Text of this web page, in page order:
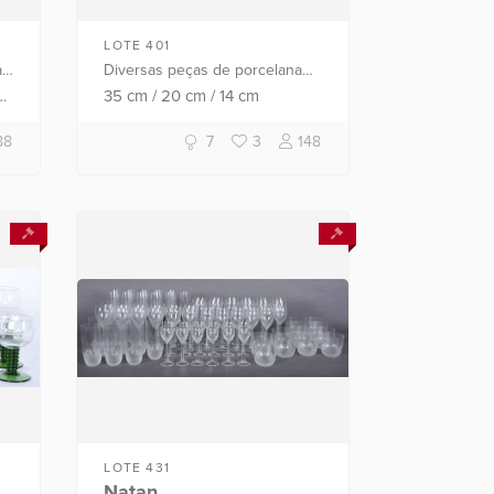
LOTE 401
Diversas peças de porcelana
oriental, sendo: bowl com base
pequenas potiches, bule, leite...
35cm/20cm/14cm
7 3 148
LOTE 431